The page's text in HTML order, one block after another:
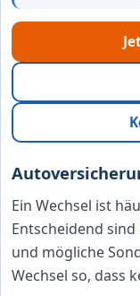
Ein Wechsel ist
Entscheidend
und mögliche
Wechsel so, dass